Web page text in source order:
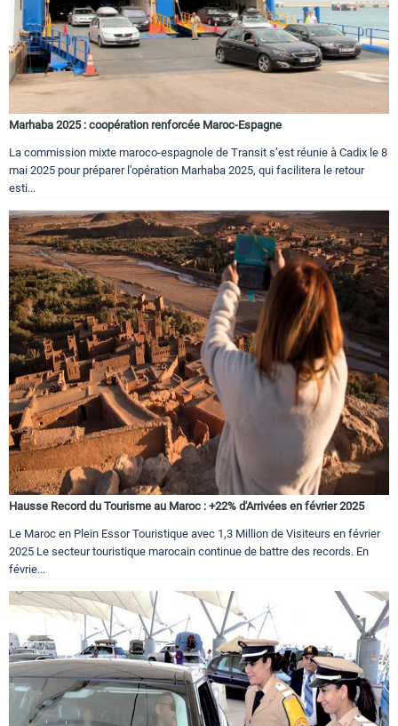
Marhaba 2025 : coopération renforcée Maroc-Espagne
La commission mixte maroco-espagnole de Transit s’est réunie à Cadix le 8
mai 2025 pour préparer l’opération Marhaba 2025, qui facilitera le retour
esti...
Hausse Record du Tourisme au Maroc : +22% d'Arrivées en février 2025
Le Maroc en Plein Essor Touristique avec 1,3 Million de Visiteurs en février
2025 Le secteur touristique marocain continue de battre des records. En
févrie...